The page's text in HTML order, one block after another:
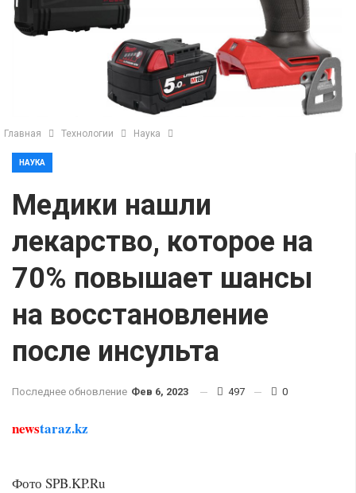
Главная Технологии Наука
НАУКА
Медики нашли
лекарство, которое на
70% повышает шансы
на восстановление
после инсульта
Последнее обновление Фев 6, 2023 497 0
newstaraz.kz
Фото SPB.KP.Ru